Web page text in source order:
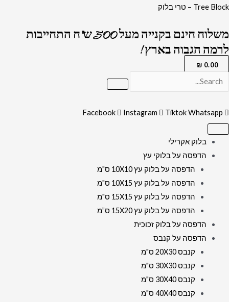
דילוג
Tree Block – טרי בלוק
משלוח חינם בקנייה מעל 500 ש"ח התחייבות
לרמה הגבוה בארץ !
0.00
₪
Facebook Instagram TiktokWhatsapp
בלוק אקרילי
הדפסה על בלוקי עץ
הדפסה על בלוק עץ 10X10 ס"מ
הדפסה על בלוק עץ 10X15 ס"מ
הדפסה על בלוק עץ 15X15 ס"מ
הדפסה על בלוק עץ 15X20 ס”מ
הדפסה על בלוק זכוכית
הדפסה על קנבס
קנבס 20X30 ס"מ
קנבס 30X30 ס"מ
קנבס 30X40 ס"מ
קנבס 40X40 ס"מ
כמות
3062
-
ציור
באור
להדפסה
על
קנבס
זכוכית
מחוסמת